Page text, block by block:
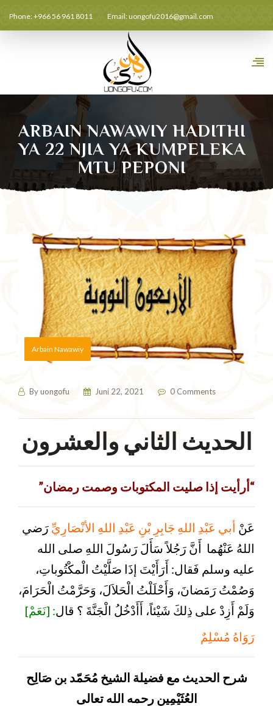
Phone: +966 56 961 8011 Email:uongofu2016@gmail.com
ARBAIN NAWAWIY HADITHI
YA 22 NJIA YA KUMPELEKA
MTU PEPONI
Arbain Nawawiy
Byuongofu Juni 22, 2021 0 Comments
الحديث الثاني والعشرون
“أرأيت إذا صليت المكتوبات وصمت رمضان”
عَنْ أبي عَبْدِ اللهِ جَابِرِ بْنِ عَبْدِ اللهِ الأنْصَارِيِّ رَضي
اللهُ عَنْهُما أَنَّ رَجُلاً سَأَلَ رَسُولَ اللهِ صلى الله
عليه وسلم فَقال: أَرَأَيْتَ إذَا صَلَّيْتُ الْمكْتُوباتِ،
وَصُمْتُ رَمَضانَ، وَأَحْلَلْتُ الْحَلاَلَ، وَحَرَّمْتُ الْحَرَامَ،
وَلَمْ أَزِدْ على ذِلكَ شَيْئاً، أَأَدْخُلُ الْجَنَّةَ ؟ قال: [نَعَمْ]
رَوَاهُ مُسْلِمٌ
شرح الحديث مع فضيلة الشيخ مُحَمّد بن صَالِح
العُثَيْمِين رحمه الله تعالى